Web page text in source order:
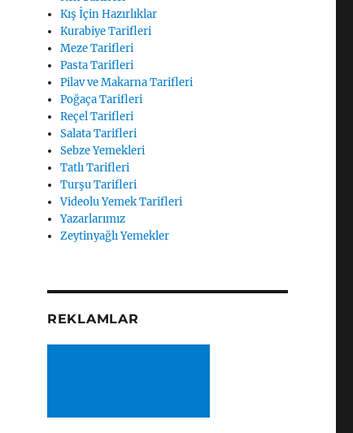
Kış İçin Hazırlıklar
Kurabiye Tarifleri
Meze Tarifleri
Pasta Tarifleri
Pilav ve Makarna Tarifleri
Poğaça Tarifleri
Reçel Tarifleri
Salata Tarifleri
Sebze Yemekleri
Tatlı Tarifleri
Turşu Tarifleri
Videolu Yemek Tarifleri
Yazarlarımız
Zeytinyağlı Yemekler
REKLAMLAR